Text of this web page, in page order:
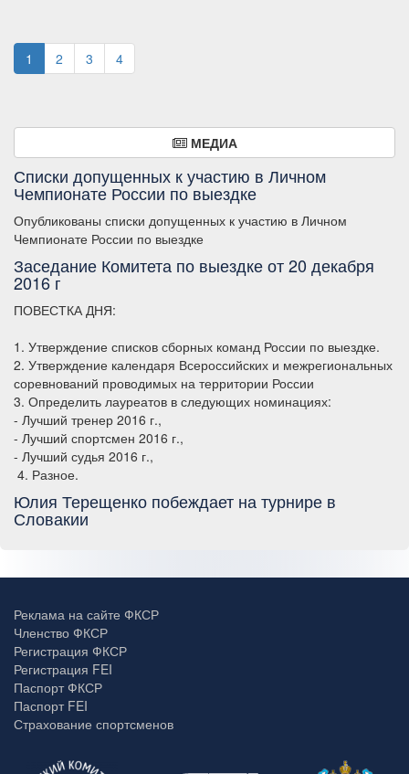
1 2 3 4
МЕДИА
Списки допущенных к участию в Личном
Чемпионате России по выездке
Опубликованы списки допущенных к участию в Личном
Чемпионате России по выездке
Заседание Комитета по выездке от 20 декабря
2016 г
ПОВЕСТКА ДНЯ:
1. Утверждение списков сборных команд России по выездке.
2. Утверждение календаря Всероссийских и межрегиональных
соревнований проводимых на территории России
3. Определить лауреатов в следующих номинациях:
- Лучший тренер 2016 г.,
- Лучший спортсмен 2016 г.,
- Лучший судья 2016 г.,
4. Разное.
Юлия Терещенко побеждает на турнире в
Словакии
Реклама на сайте ФКСР
Членство ФКСР
Регистрация ФКСР
Регистрация FEI
Паспорт ФКСР
Паспорт FEI
Страхование спортсменов